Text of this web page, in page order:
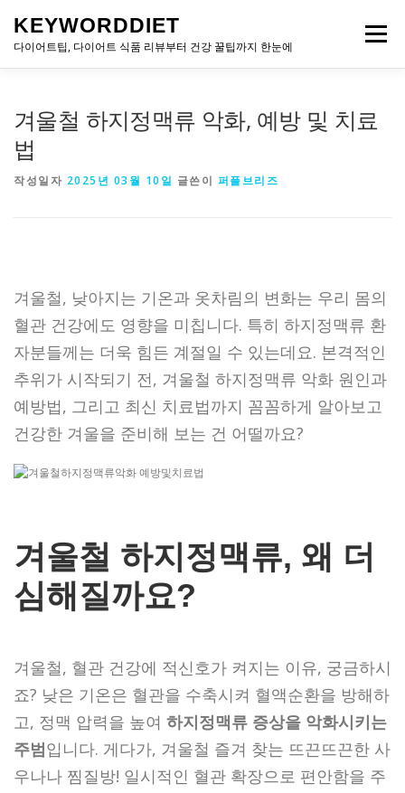
KEYWORDDIET
다이어트팁, 다이어트 식품 리뷰부터 건강 꿀팁까지 한눈에
메뉴
겨울철 하지정맥류 악화, 예방 및 치료
법
작성일자 2025년 03월 10일 글쓴이 퍼플브리즈
겨울철, 낮아지는 기온과 옷차림의 변화는 우리 몸의
혈관 건강에도 영향을 미칩니다. 특히 하지정맥류 환
자분들께는 더욱 힘든 계절일 수 있는데요. 본격적인
추위가 시작되기 전, 겨울철 하지정맥류 악화 원인과
예방법, 그리고 최신 치료법까지 꼼꼼하게 알아보고
건강한 겨울을 준비해 보는 건 어떨까요?
겨울철 하지정맥류, 왜 더
심해질까요?
겨울철, 혈관 건강에 적신호가 켜지는 이유, 궁금하시
죠? 낮은 기온은 혈관을 수축시켜 혈액순환을 방해하
고, 정맥 압력을 높여 하지정맥류 증상을 악화시키는
주범입니다. 게다가, 겨울철 즐겨 찾는 뜨끈뜨끈한 사
우나나 찜질방! 일시적인 혈관 확장으로 편안함을 주